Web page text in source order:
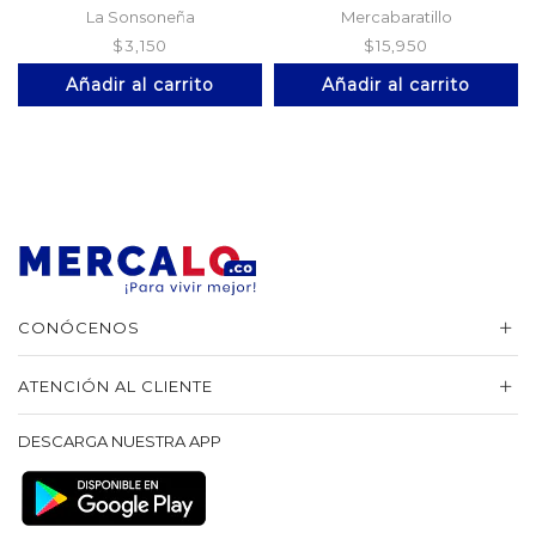
La Sonsoneña
$3,150
Añadir al carrito
Mercabaratillo
$15,950
Añadir al carrito
CONÓCENOS
ATENCIÓN AL CLIENTE
DESCARGA NUESTRA APP